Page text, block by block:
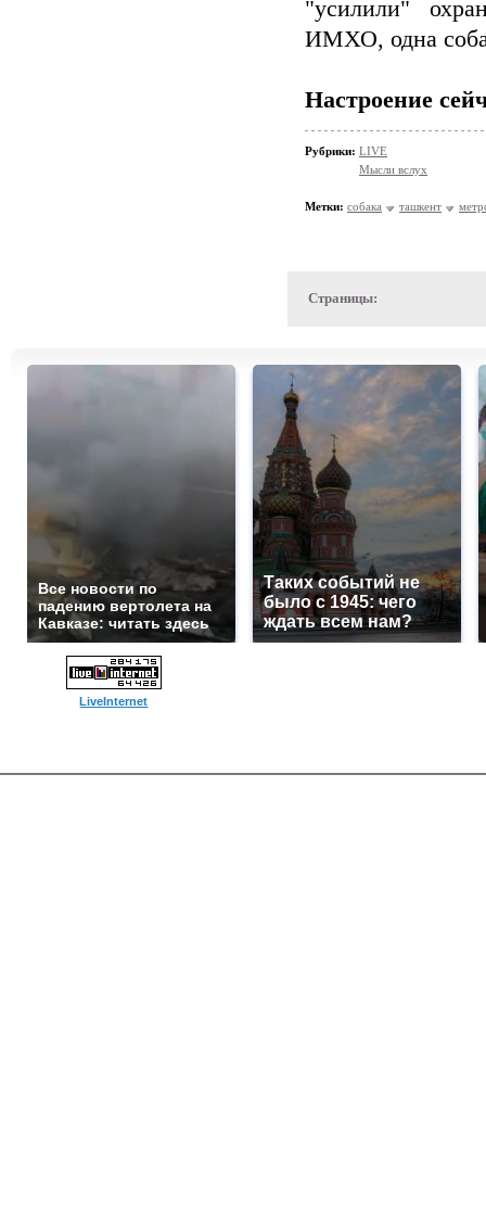
"усилили"
ИМХО, одна
Настроение
Рубрики: LIVE
Мысли вслух
Метки: собака ташкент
Страницы:
Все новости по
падению вертолета на
Кавказе: читать здесь
Таких событий не
было с 1945: чего
ждать всем нам?
LiveInternet